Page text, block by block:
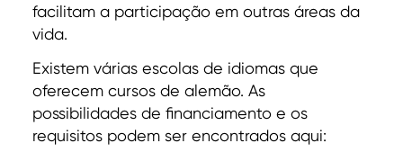
facilitam a participação em outras áreas da
vida.
Existem várias escolas de idiomas que
oferecem cursos de alemão. As
possibilidades de financiamento e os
requisitos podem ser encontrados aqui: